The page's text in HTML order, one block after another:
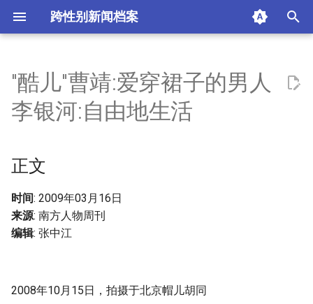
跨性别新闻档案
a
l
i
n
正文
摘要与附加信息
附加信息 [Processed Page
Metadata]
"酷儿"曹靖:爱穿裙子的男人
李银河:自由地生活
正文
时间: 2009年03月16日
来源: 南方人物周刊
编辑: 张中江
2008年10月15日，拍摄于北京帽儿胡同